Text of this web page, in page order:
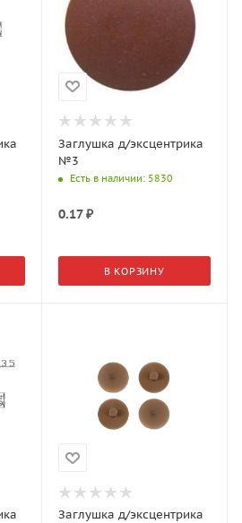
Заглушка д/эксцентрика
№3
Есть в наличии: 5830
0.17₽
В КОРЗИНУ
Заглушка д/эксцентрика